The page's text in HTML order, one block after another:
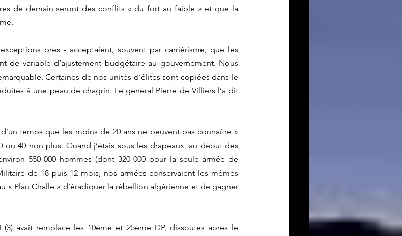
de demain seront des conflits « du fort au faible » et que la
près - acceptaient, souvent par carriérisme, que les
de variable d’ajustement budgétaire au gouvernement. Nous
Certaines de nos unités d’élites sont copiées dans le
à une peau de chagrin. Le général Pierre de Villiers l’a dit
temps que les moins de 20 ans ne peuvent pas connaître »
40 non plus. Quand j’étais sous les drapeaux, au début des
550 000 hommes (dont 320 000 pour la seule armée de
de 18 puis 12 mois, nos armées conservaient les mêmes
« Plan Challe » d’éradiquer la rébellion algérienne et de gagner
avait remplacé les 10ème et 25ème DP, dissoutes après le